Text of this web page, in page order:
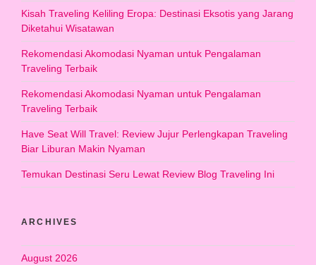
Kisah Traveling Keliling Eropa: Destinasi Eksotis yang Jarang
Diketahui Wisatawan
Rekomendasi Akomodasi Nyaman untuk Pengalaman
Traveling Terbaik
Rekomendasi Akomodasi Nyaman untuk Pengalaman
Traveling Terbaik
Have Seat Will Travel: Review Jujur Perlengkapan Traveling
Biar Liburan Makin Nyaman
Temukan Destinasi Seru Lewat Review Blog Traveling Ini
ARCHIVES
August 2026